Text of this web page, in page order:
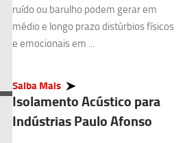
ruído ou barulho podem gerar em
médio e longo prazo distúrbios físicos
e emocionais em ...
Saiba Mais
Isolamento Acústico para
Indústrias Paulo Afonso